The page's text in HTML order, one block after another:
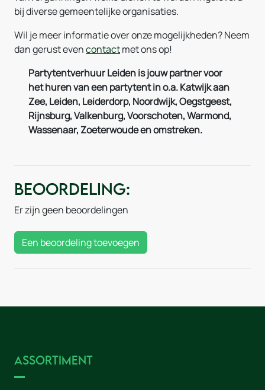
bij diverse gemeentelijke organisaties.
Wil je meer informatie over onze mogelijkheden? Neem
dan gerust evencontactmet ons op!
Partytentverhuur Leiden is jouw partner voor
het huren van een partytent in o.a. Katwijk aan
Zee, Leiden, Leiderdorp, Noordwijk, Oegstgeest,
Rijnsburg, Valkenburg, Voorschoten, Warmond,
Wassenaar, Zoeterwoude en omstreken.
Beoordeling:
Er zijn geen beoordelingen
Een beoordeling toevoegen
Assortiment